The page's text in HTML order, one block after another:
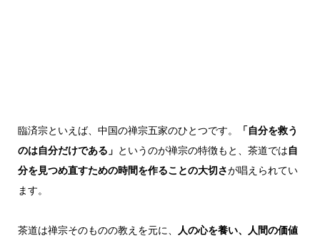
臨済宗といえば、中国の禅宗五家のひとつです。
「自分を救う
のは自分だけである」 というのが禅宗の特徴もと、茶道では自
分を見つめ直すための時間を作ることの大切さが唱えられてい
ます。
茶道は禅宗そのものの教えを元に、
人の心を養い、人間の価値